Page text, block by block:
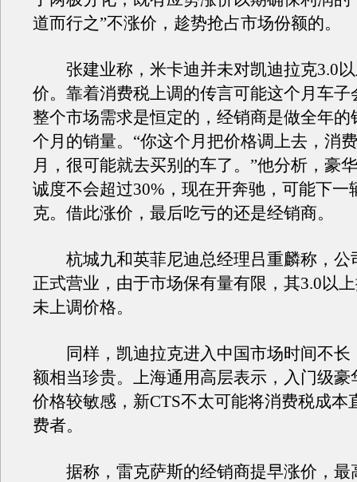
道而行之”不涨价，趁势抢占市场份额的。
张建业称，米卡迪并未对凯迪拉克3.0以
价。靠着消费税上调的传言可能这个月车子
整个市场需求是恒定的，经销商是做全年的
个月的销量。“你这个月把价格调上去，消
月，很可能就去买别的车了。”他分析，豪
诚度不会超过30%，现在开奔驰，可能下一
克。借此涨价，最后吃亏的还是经销商。
杭城九和英菲尼迪总经理吕重麟称，公
正式营业，由于市场保有量有限，其3.0以
未上调价格。
同样，凯迪拉克进入中国市场时间不长
额相当珍贵。上海通用高层表示，入门级豪
价格较敏感，新CTS不太可能将消费税成本
费者。
据称，雷克萨斯的经销商提早涨价，最